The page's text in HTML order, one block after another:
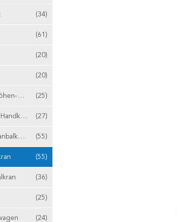
(34)
(61)
(20)
(20)
Niedrige Durchfahrtshöhen-Hebemaschine (25)
industrielle elektrische Handkurbel (27)
Säule angebrachter Kranbalken-Kran (55)
(55)
(36)
(25)
(24)